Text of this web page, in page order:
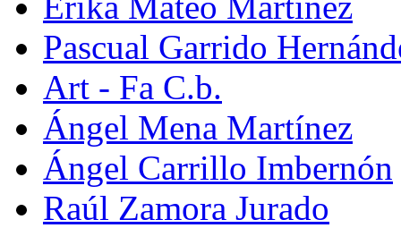
Pascual Garrido
Art - Fa C.b.
Ángel Mena Martínez
Ángel Carrillo Imbernón
Raúl Zamora Jurado